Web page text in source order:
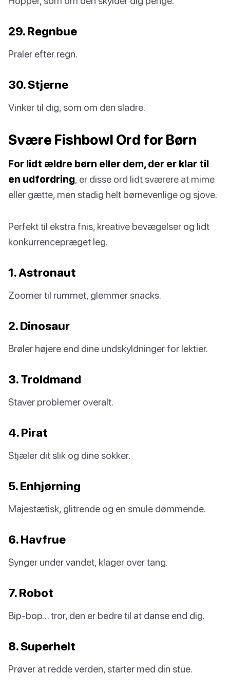
29. Regnbue
Praler efter regn.
30. Stjerne
Vinker til dig, som om den sladre.
Svære Fishbowl Ord for Børn
For lidt ældre børn eller dem, der er klar til
en udfordring, er disse ord lidt sværere at mime
eller gætte, men stadig helt børnevenlige og sjove.
Perfekt til ekstra fnis, kreative bevægelser og lidt
konkurrencepræget leg.
1. Astronaut
Zoomer til rummet, glemmer snacks.
2. Dinosaur
Brøler højere end dine undskyldninger for lektier.
3. Troldmand
Staver problemer overalt.
4. Pirat
Stjæler dit slik og dine sokker.
5. Enhjørning
Majestætisk, glitrende og en smule dømmende.
6. Havfrue
Synger under vandet, klager over tang.
7. Robot
Bip-bop… tror, den er bedre til at danse end dig.
8. Superhelt
Prøver at redde verden, starter med din stue.